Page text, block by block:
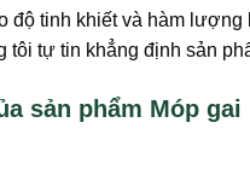
độ tinh khiết và hàm
tôi tự tin khẳng định sản
sản phẩm Móp gai